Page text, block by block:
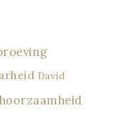
David